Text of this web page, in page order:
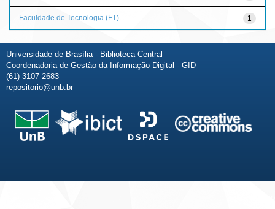
1
Faculdade de Tecnologia (FT)
Universidade de Brasília - Biblioteca Central
Coordenadoria de Gestão da Informação Digital - GID
(61) 3107-2683
repositorio@unb.br